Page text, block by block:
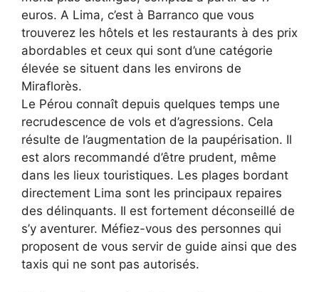
euros. A Lima, c’est à Barranco que vous
trouverez les hôtels et les restaurants à des prix
abordables et ceux qui sont d’une catégorie
élevée se situent dans les environs de
Miraflorès.
Le Pérou connaît depuis quelques temps une
recrudescence de vols et d’agressions. Cela
résulte de l’augmentation de la paupérisation. Il
est alors recommandé d’être prudent, même
dans les lieux touristiques. Les plages bordant
directement Lima sont les principaux repaires
des délinquants. Il est fortement déconseillé de
s’y aventurer. Méfiez-vous des personnes qui
proposent de vous servir de guide ainsi que des
taxis qui ne sont pas autorisés.